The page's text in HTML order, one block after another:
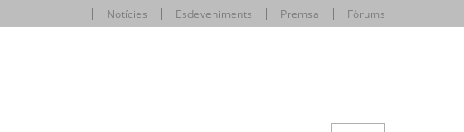
Notícies Esdeveniments Premsa Fòrums